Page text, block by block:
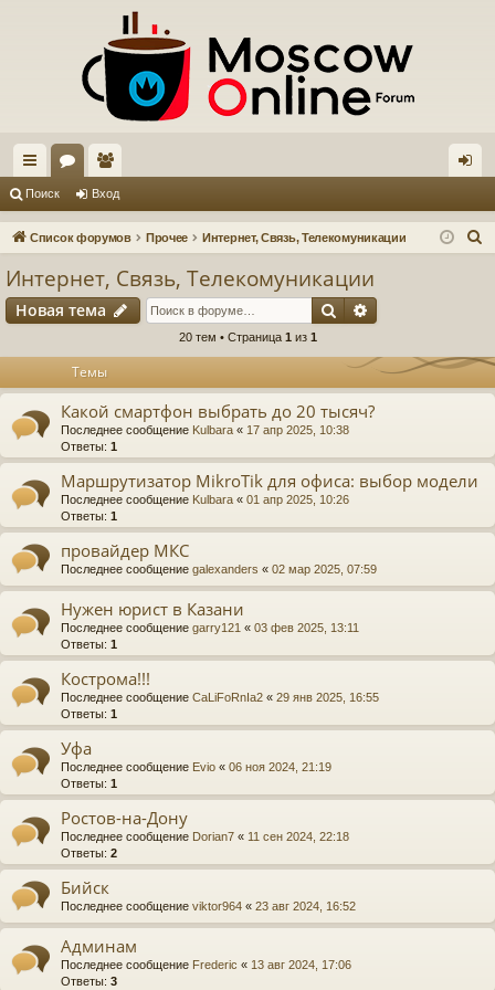
с
ы ум
ол
ьз
ат
ел
и
д
Поиск Вход
Список форумов Прочее Интернет, Связь, Телекомуникации
Интернет, Связь, Телекомуникации
Новая тема Поиск
20 тем • Страница 1 из 1
Темы
Какой смартфон выбрать до 20 тысяч?
Последнее сообщение Kulbara « 17 апр 2025, 10:38
Ответы: 1
Маршрутизатор MikroTik для офиса: выбор модели
Последнее сообщение Kulbara « 01 апр 2025, 10:26
Ответы: 1
провайдер МКС
Последнее сообщение galexanders « 02 мар 2025, 07:59
Нужен юрист в Казани
Последнее сообщение garry121 « 03 фев 2025, 13:11
Ответы: 1
Кострома!!!
Последнее сообщение CaLiFoRnIa2 « 29 янв 2025, 16:55
Ответы: 1
Уфа
Последнее сообщение Evio « 06 ноя 2024, 21:19
Ответы: 1
Ростов-на-Дону
Последнее сообщение Dorian7 « 11 сен 2024, 22:18
Ответы: 2
Бийск
Последнее сообщение viktor964 « 23 авг 2024, 16:52
Админам
Последнее сообщение Frederic « 13 авг 2024, 17:06
Ответы: 3